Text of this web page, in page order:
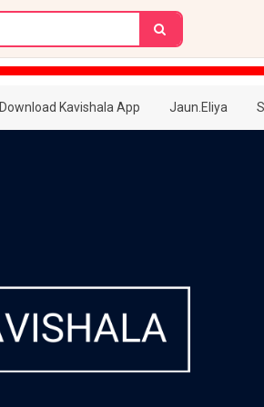
Download Kavishala App Jaun.Eliya